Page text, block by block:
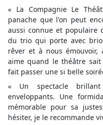
« La Compagnie Le
panache que l'on peut
aussi connue et populaire
du trio qui porte avec
rêver et à nous
aime quand le théâtre
fait passer une si belle
« Un spectacle
enveloppants. Une
mémorable pour sa
hésiter, je le recommande